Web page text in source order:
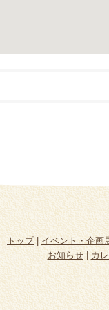
トップ|イベント・企画
お知らせ|カ